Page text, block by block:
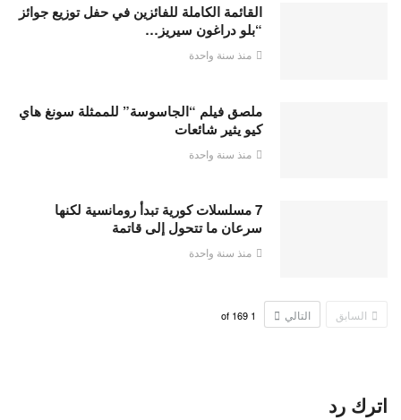
القائمة الكاملة للفائزين في حفل توزيع جوائز
“بلو دراغون سيريز…
منذ سنة واحدة
ملصق فيلم “الجاسوسة” للممثلة سونغ هاي
كيو يثير شائعات
منذ سنة واحدة
7 مسلسلات كورية تبدأ رومانسية لكنها
سرعان ما تتحول إلى قاتمة
منذ سنة واحدة
السابق التالي 1
169
اترك رد